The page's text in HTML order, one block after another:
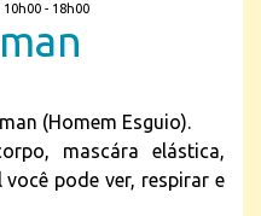
- 18h00
(Homem Esguio).
mascára elástica,
pode ver, respirar e